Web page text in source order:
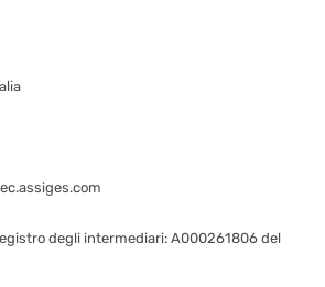
degli intermediari: A000261806 del